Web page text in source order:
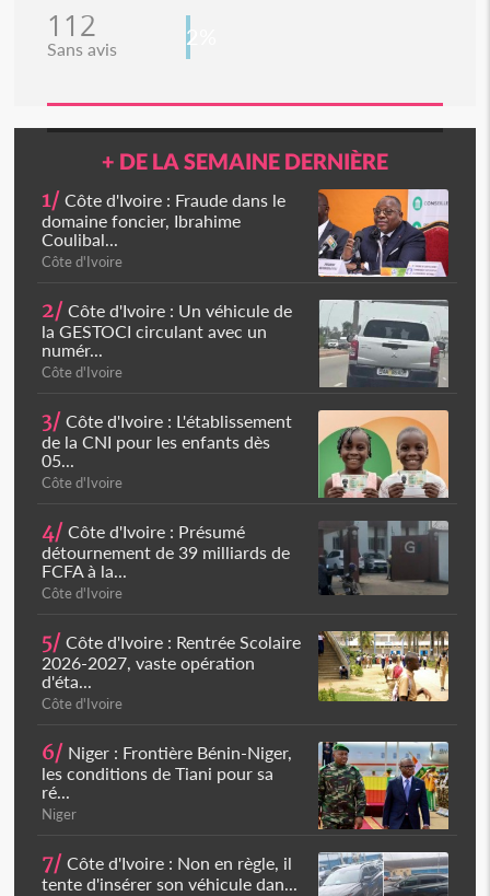
112
Sans avis 2%
+ DE LA SEMAINE DERNIÈRE
1/ Côte d'Ivoire : Fraude dans le
domaine foncier, Ibrahime
Coulibal...
Côte d'Ivoire
2/ Côte d'Ivoire : Un véhicule de
la GESTOCI circulant avec un
numér...
Côte d'Ivoire
3/ Côte d'Ivoire : L'établissement
de la CNI pour les enfants dès
05...
Côte d'Ivoire
4/ Côte d'Ivoire : Présumé
détournement de 39 milliards de
FCFA à la...
Côte d'Ivoire
5/ Côte d'Ivoire : Rentrée Scolaire
2026-2027, vaste opération
d'éta...
Côte d'Ivoire
6/ Niger : Frontière Bénin-Niger,
les conditions de Tiani pour sa
ré...
Niger
7/ Côte d'Ivoire : Non en règle, il
tente d'insérer son véhicule dan...